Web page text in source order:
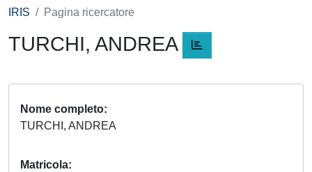
IRIS Pagina ricercatore
TURCHI, ANDREA
Nome completo
TURCHI, ANDREA
Matricola